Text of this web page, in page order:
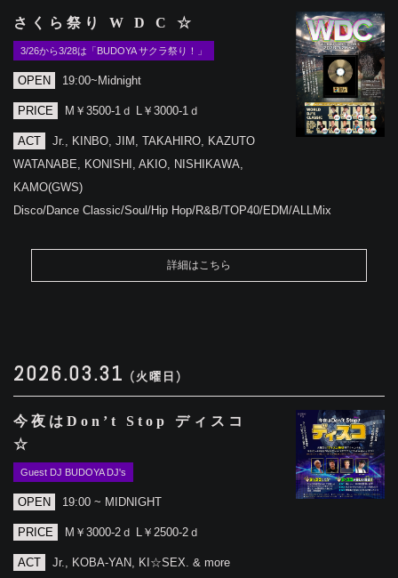
さくら祭り W D C ☆
3/26から3/28は「BUDOYA サクラ祭り！」
OPEN 19:00~Midnight
PRICE M￥3500-1ｄ L￥3000-1ｄ
ACT
Jr., KINBO, JIM, TAKAHIRO, KAZUTO
WATANABE, KONISHI, AKIO, NISHIKAWA,
KAMO(GWS)
Disco/Dance Classic/Soul/Hip Hop/R&B/TOP40/EDM/ALLMix
詳細はこちら
2026.03.31 (火曜日)
今夜はDon’t Stop ディスコ
☆
Guest DJ BUDOYA DJ's
OPEN 19:00 ~ MIDNIGHT
PRICE M￥3000-2ｄ L￥2500-2ｄ
ACT
Jr., KOBA-YAN, KI☆SEX. & more